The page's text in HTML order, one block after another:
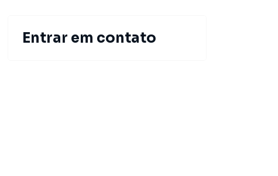
Entrar em contato